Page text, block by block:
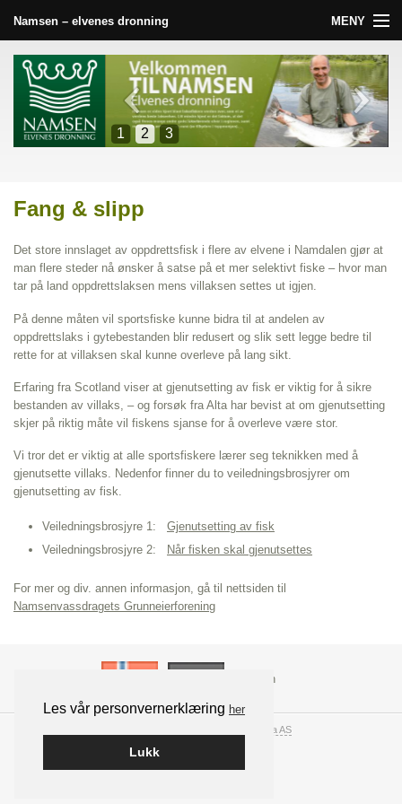
Les vår personvernerklæring her
Lukk
Namsen – elvenes dronning MENY
Forside
Namsen
Nyheter
Tilbydere
Andre aktiviteter
Lenker
1 2 3
Fang & slipp
Det store innslaget av oppdrettsfisk i flere av elvene i Namdalen gjør at
man flere steder nå ønsker å satse på et mer selektivt fiske – hvor man
tar på land oppdrettslaksen mens villaksen settes ut igjen.
På denne måten vil sportsfiske kunne bidra til at andelen av
oppdrettslaks i gytebestanden blir redusert og slik sett legge bedre til
rette for at villaksen skal kunne overleve på lang sikt.
Erfaring fra Scotland viser at gjenutsetting av fisk er viktig for å sikre
bestanden av villaks, – og forsøk fra Alta har bevist at om gjenutsetting
skjer på riktig måte vil fiskens sjanse for å overleve være stor.
Vi tror det er viktig at alle sportsfiskere lærer seg teknikken med å
gjenutsette villaks. Nedenfor finner du to veiledningsbrosjyrer om
gjenutsetting av fisk.
Veiledningsbrosjyre 1: Gjenutsetting av fisk
Veiledningsbrosjyre 2:
Når fisken skal gjenutsettes
For mer og div. annen informasjon, gå til nettsiden til
Namsenvassdragets Grunneierforening
Smart Media AS